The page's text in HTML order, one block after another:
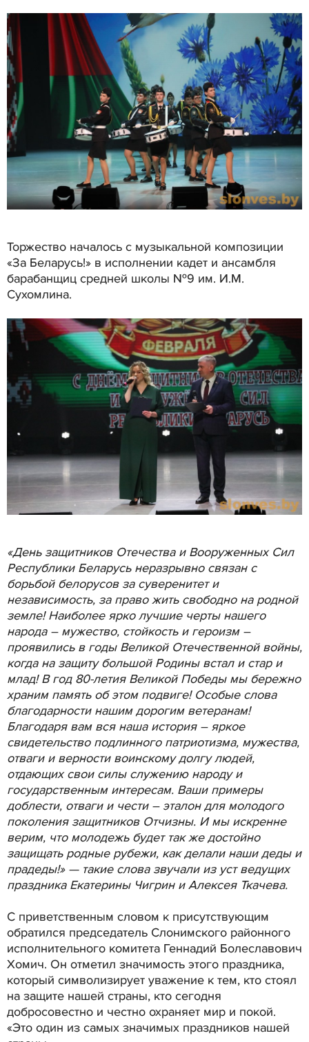
Торжество началось с музыкальной композиции
«За Беларусь!» в исполнении кадет и ансамбля
барабанщиц средней школы №9 им. И.М.
Сухомлина.
«День защитников Отечества и Вооруженных Сил
Республики Беларусь неразрывно связан с
борьбой белорусов за суверенитет и
независимость, за право жить свободно на родной
земле! Наиболее ярко лучшие черты нашего
народа – мужество, стойкость и героизм –
проявились в годы Великой Отечественной войны,
когда на защиту большой Родины встал и стар и
млад! В год 80-летия Великой Победы мы бережно
храним память об этом подвиге! Особые слова
благодарности нашим дорогим ветеранам!
Благодаря вам вся наша история – яркое
свидетельство подлинного патриотизма, мужества,
отваги и верности воинскому долгу людей,
отдающих свои силы служению народу и
государственным интересам. Ваши примеры
доблести, отваги и чести – эталон для молодого
поколения защитников Отчизны. И мы искренне
верим, что молодежь будет так же достойно
защищать родные рубежи, как делали наши деды и
прадеды!» — такие слова звучали из уст ведущих
праздника Екатерины Чигрин и Алексея Ткачева.
С приветственным словом к присутствующим
обратился председатель Слонимского районного
исполнительного комитета Геннадий Болеславович
Хомич. Он отметил значимость этого праздника,
который символизирует уважение к тем, кто стоял
на защите нашей страны, кто сегодня
добросовестно и честно охраняет мир и покой.
«Это один из самых значимых праздников нашей